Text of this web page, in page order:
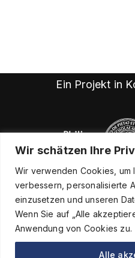
Wir schätzen Ihre
Wir verwenden Cookies, um
verbessern, personalisierte
einzusetzen und unseren
Wenn Sie auf „Alle
Anwendung von Cookies zu.
Alle
Ein Projekt in